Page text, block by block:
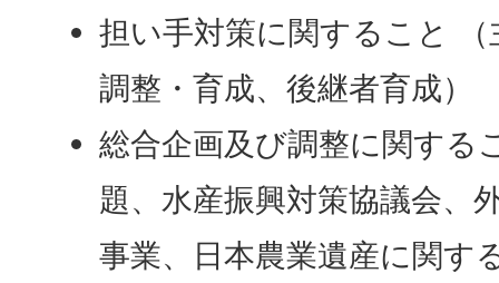
担い手対策に関すること
調整・育成、後継者育成）
総合企画及び調整に関する
題、水産振興対策協議会、
事業、日本農業遺産に関す